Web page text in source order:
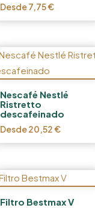
Desde7,75€
Nescafé Nestlé
Ristretto
descafeinado
Desde20,52€
Filtro Bestmax V